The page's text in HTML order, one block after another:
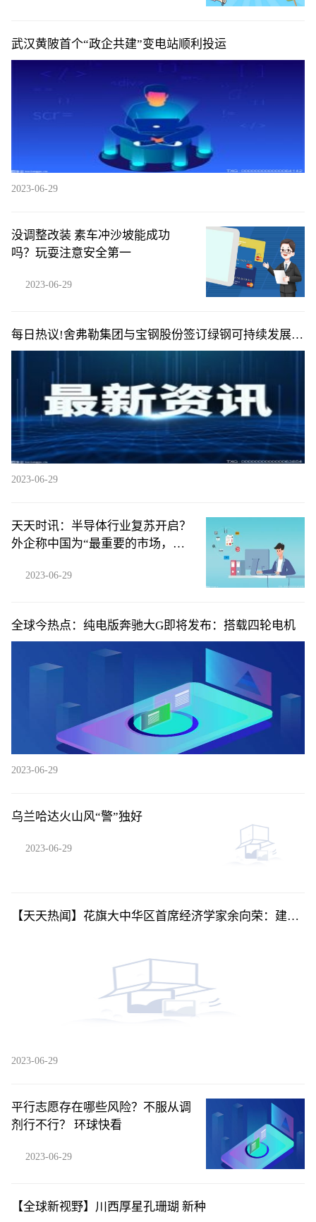
武汉黄陂首个“政企共建”变电站顺利投运
2023-06-29
没调整改装 素车冲沙坡能成功
吗？玩耍注意安全第一
2023-06-29
每日热议!舍弗勒集团与宝钢股份签订绿钢可持续发展战
略协议
2023-06-29
天天时讯：半导体行业复苏开启？
外企称中国为“最重要的市场，没
2023-06-29
全球今热点：纯电版奔驰大G即将发布：搭载四轮电机
2023-06-29
乌兰哈达火山风“警”独好
2023-06-29
【天天热闻】花旗大中华区首席经济学家余向荣：建议
2023-06-29
平行志愿存在哪些风险？不服从调
剂行不行？ 环球快看
2023-06-29
【全球新视野】川西厚星孔珊瑚 新种